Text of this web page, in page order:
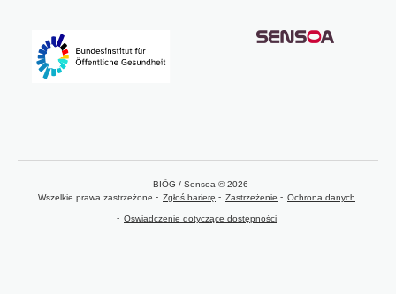
BIÖG / Sensoa © 2026
Wszelkie prawa zastrzeżone
Zgłoś barierę Zastrzeżenie Ochrona danych
Oświadczenie dotyczące dostępności